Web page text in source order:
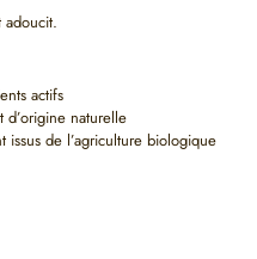
actifs
d’origine naturelle
issus de l’agriculture biologique